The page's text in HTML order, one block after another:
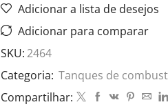
Adicionar a lista de desejos
Adicionar para comparar
SKU:2464
Categoria: Tanques de
Compartilhar: